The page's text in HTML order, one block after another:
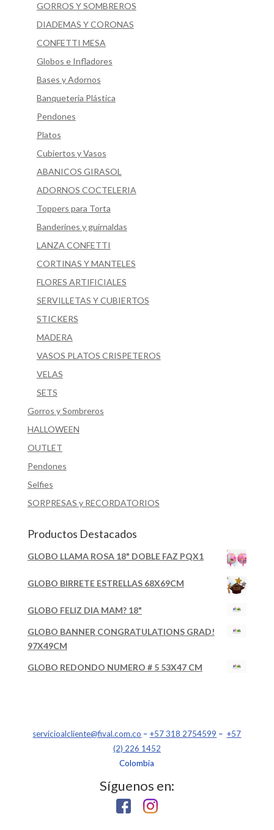
GORROS Y SOMBREROS
DIADEMAS Y CORONAS
CONFETTI MESA
Globos e Infladores
Bases y Adornos
Banqueteria Plástica
Pendones
Platos
Cubiertos y Vasos
ABANICOS GIRASOL
ADORNOS COCTELERIA
Toppers para Torta
Banderines y guirnaldas
LANZA CONFETTI
CORTINAS Y MANTELES
FLORES ARTIFICIALES
SERVILLETAS Y CUBIERTOS
STICKERS
MADERA
VASOS PLATOS CRISPETEROS
VELAS
SETS
Gorros y Sombreros
HALLOWEEN
OUTLET
Pendones
Selfies
SORPRESAS y RECORDATORIOS
Productos Destacados
GLOBO LLAMA ROSA 18" DOBLE FAZ PQX1
GLOBO BIRRETE ESTRELLAS 68X69CM
GLOBO FELIZ DIA MAM? 18"
GLOBO BANNER CONGRATULATIONS GRAD!
97X49CM
GLOBO REDONDO NUMERO # 5 53X47 CM
servicioalcliente@fival.com.co – +57 318 2754599 – +57
(2) 226 1452
Colombia
Síguenos en: